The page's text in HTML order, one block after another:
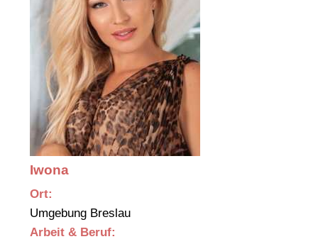
Iwona
Ort:
Umgebung Breslau
Arbeit & Beruf: